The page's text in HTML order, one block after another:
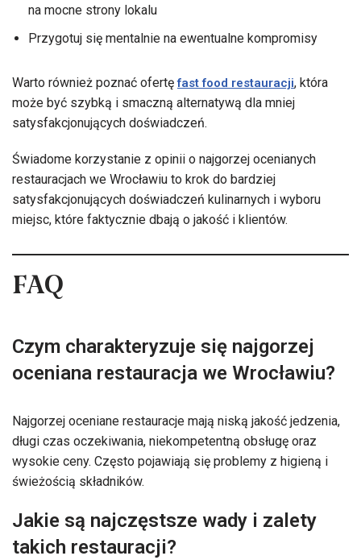
na mocne strony lokalu
Przygotuj się mentalnie na ewentualne kompromisy
Warto również poznać ofertęfast food restauracji, która
może być szybką i smaczną alternatywą dla mniej
satysfakcjonujących doświadczeń.
Świadome korzystanie z opinii o najgorzej ocenianych
restauracjach we Wrocławiu to krok do bardziej
satysfakcjonujących doświadczeń kulinarnych i wyboru
miejsc, które faktycznie dbają o jakość i klientów.
FAQ
Czym charakteryzuje się najgorzej
oceniana restauracja we Wrocławiu?
Najgorzej oceniane restauracje mają niską jakość jedzenia,
długi czas oczekiwania, niekompetentną obsługę oraz
wysokie ceny. Często pojawiają się problemy z higieną i
świeżością składników.
Jakie są najczęstsze wady i zalety
takich restauracji?